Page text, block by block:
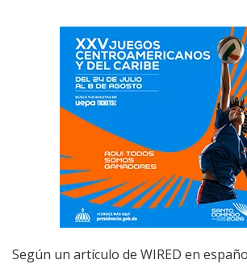
Según un artículo de WIRED en